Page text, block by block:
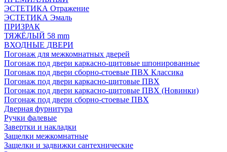
ЭСТЕТИКА Отражение
ЭСТЕТИКА Эмаль
ПРИЗРАК
ТЯЖЁЛЫЙ 58 mm
ВХОДНЫЕ ДВЕРИ
Погонаж для межкомнатных дверей
Погонаж под двери каркасно-щитовые шпонированные
Погонаж под двери сборно-стоевые ПВХ Классика
Погонаж под двери каркасно-щитовые ПВХ
Погонаж под двери каркасно-щитовые ПВХ (Новинки)
Погонаж под двери сборно-стоевые ПВХ
Дверная фурнитура
Ручки фалевые
Завертки и накладки
Защелки межкомнатные
Защелки и задвижки сантехнические